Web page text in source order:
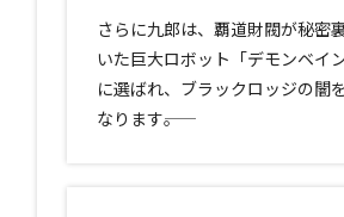
さらに九郎は、覇道財閥が秘密
いた巨大ロボット「デモンベイ
に選ばれ、ブラックロッジの闇
なります――。